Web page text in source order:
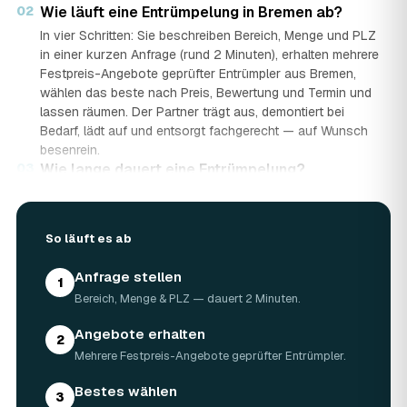
swb Entsorgung GmbH & Co. KG - Müllheizkraftwerk
Oken 2, 28219 Bremen · ★ 4,1 (60)
Weser Entrümpelungen
Ramdohrstraße 32, 28205 Bremen · ★ 5 (136)
02 Wie läuft eine Entrümpelung in Bremen ab?
In vier Schritten: Sie beschreiben Bereich, Menge und PLZ
in einer kurzen Anfrage (rund 2 Minuten), erhalten mehrere
Festpreis-Angebote geprüfter Entrümpler aus Bremen,
wählen das beste nach Preis, Bewertung und Termin und
lassen räumen. Der Partner trägt aus, demontiert bei
Bedarf, lädt auf und entsorgt fachgerecht — auf Wunsch
besenrein.
Wie lange dauert eine Entrümpelung?
eine komplette Wohnung oder ein Haus in Bremen kann
schon innerhalb weniger Tage, bei akuten Fällen wie einer
Messie-Wohnung auch kurzfristig.
Welche Gegenstände werden bei der
Entrümpelung entsorgt?
Mitgenommen wird praktisch der gesamte Hausrat: Möbel,
sowie Keller- und Dachbodengerümpel. Sondermüll und
So läuft es ab
1 Anfrage stellen
Bereich, Menge & PLZ — dauert 2 Minuten.
2 Angebote erhalten
Mehrere Festpreis-Angebote geprüfter Entrümpler.
3 Bestes wählen